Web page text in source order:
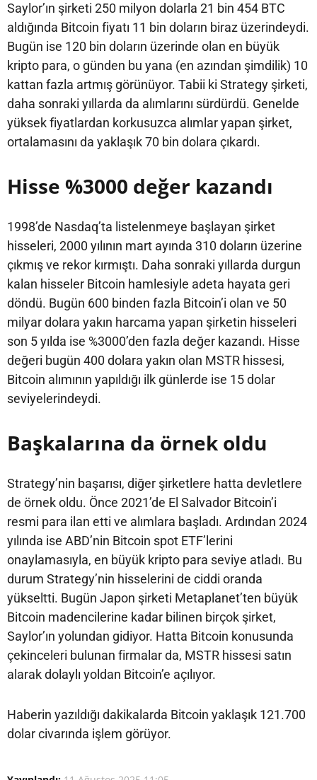
Saylor’ın şirketi 250 milyon dolarla 21 bin 454 BTC
aldığında Bitcoin fiyatı 11 bin doların biraz üzerindeydi.
Bugün ise 120 bin doların üzerinde olan en büyük
kripto para, o günden bu yana (en azından şimdilik) 10
kattan fazla artmış görünüyor. Tabii ki Strategy şirketi,
daha sonraki yıllarda da alımlarını sürdürdü. Genelde
yüksek fiyatlardan korkusuzca alımlar yapan şirket,
ortalamasını da yaklaşık 70 bin dolara çıkardı.
Hisse %3000 değer kazandı
1998’de Nasdaq’ta listelenmeye başlayan şirket
hisseleri, 2000 yılının mart ayında 310 doların üzerine
çıkmış ve rekor kırmıştı. Daha sonraki yıllarda durgun
kalan hisseler Bitcoin hamlesiyle adeta hayata geri
döndü. Bugün 600 binden fazla Bitcoin’i olan ve 50
milyar dolara yakın harcama yapan şirketin hisseleri
son 5 yılda ise %3000’den fazla değer kazandı. Hisse
değeri bugün 400 dolara yakın olan MSTR hissesi,
Bitcoin alımının yapıldığı ilk günlerde ise 15 dolar
seviyelerindeydi.
Başkalarına da örnek oldu
Strategy’nin başarısı, diğer şirketlere hatta devletlere
de örnek oldu. Önce 2021’de El Salvador Bitcoin’i
resmi para ilan etti ve alımlara başladı. Ardından 2024
yılında ise ABD’nin Bitcoin spot ETF’lerini
onaylamasıyla, en büyük kripto para seviye atladı. Bu
durum Strategy’nin hisselerini de ciddi oranda
yükseltti. Bugün Japon şirketi Metaplanet’ten büyük
Bitcoin madencilerine kadar bilinen birçok şirket,
Saylor’ın yolundan gidiyor. Hatta Bitcoin konusunda
çekinceleri bulunan firmalar da, MSTR hissesi satın
alarak dolaylı yoldan Bitcoin’e açılıyor.
Haberin yazıldığı dakikalarda Bitcoin yaklaşık 121.700
dolar civarında işlem görüyor.